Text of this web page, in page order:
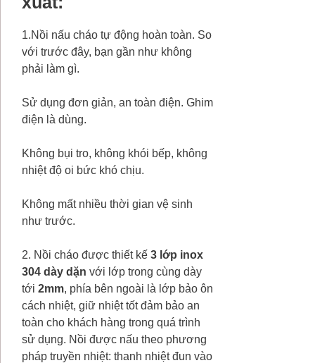
1.Nồi nấu cháo tự động hoàn toàn. So
với trước đây, bạn gần như không
phải làm gì.
Sử dụng đơn giản, an toàn điện. Ghim
điện là dùng.
Không bụi tro, không khói bếp, không
nhiệt độ oi bức khó chịu.
Không mất nhiều thời gian vệ sinh
như trước.
2. Nồi cháo được thiết kế 3 lớp inox
304 dày dặn với lớp trong cùng dày
tới 2mm, phía bên ngoài là lớp bảo ôn
cách nhiệt, giữ nhiệt tốt đảm bảo an
toàn cho khách hàng trong quá trình
sử dụng. Nồi được nấu theo phương
pháp truyền nhiệt: thanh nhiệt đun vào